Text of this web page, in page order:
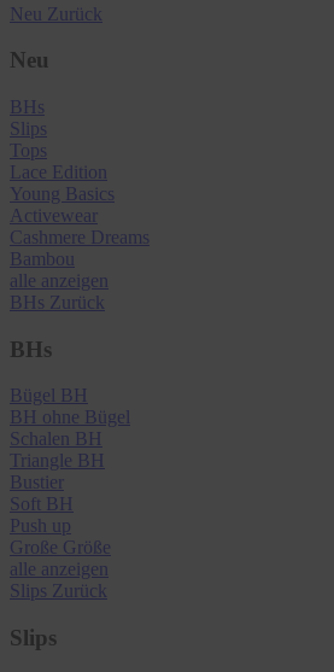
Neu Zurück
Neu
BHs
Slips
Tops
Lace Edition
Young Basics
Activewear
Cashmere Dreams
Bambou
alle anzeigen
BHs Zurück
BHs
Bügel BH
BH ohne Bügel
Schalen BH
Triangle BH
Bustier
Soft BH
Push up
Große Größe
alle anzeigen
Slips Zurück
Slips